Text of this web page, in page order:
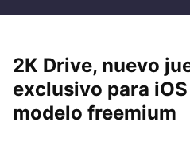
2K Drive, nuevo
exclusivo para
modelo freemium